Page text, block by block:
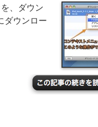
、ダウン
ダウンロー